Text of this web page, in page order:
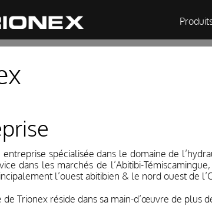
entreprise spécialisée dans le domaine de
dans les marchés de l’Abitibi-
l’ouest abitibien & le nord ouest de
de Trionex réside dans sa main-d’œuvre de plus